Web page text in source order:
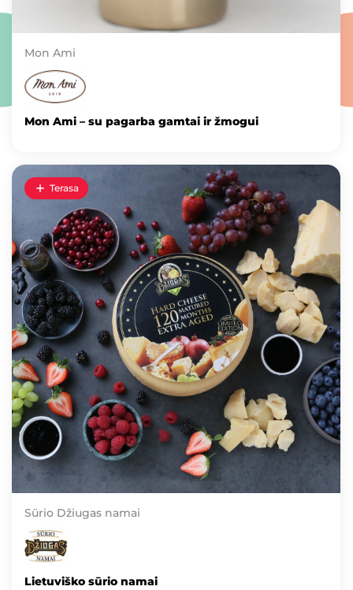
Mon Ami
Mon Ami – su pagarba gamtai ir žmogui
Sūrio Džiugas namai
Lietuviško sūrio namai
Terasa